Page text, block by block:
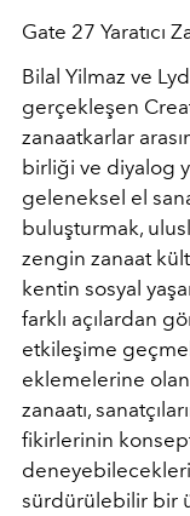
Gate 27 Yaratıcı
Bilal Yilmaz ve
gerçekleşen
zanaatkarlar
birliği ve diyalog
geleneksel el
buluşturmak,
zengin zanaat
kentin sosyal
farklı açılardan gö
etkileşime
eklemelerine
zanaatı,
fikirlerinin
sürdürülebilir bir